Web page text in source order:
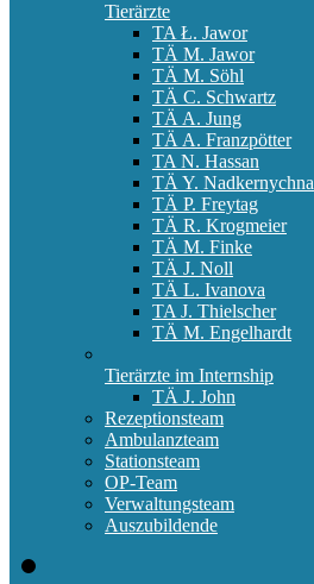
Tierärzte
TA Ł. Jawor
TÄ M. Jawor
TÄ M. Söhl
TÄ C. Schwartz
TÄ A. Jung
TÄ A. Franzpötter
TA N. Hassan
TÄ Y. Nadkernychna
TÄ P. Freytag
TÄ R. Krogmeier
TÄ M. Finke
TÄ J. Noll
TÄ L. Ivanova
TA J. Thielscher
TÄ M. Engelhardt
Tierärzte im Internship
TÄ J. John
Rezeptionsteam
Ambulanzteam
Stationsteam
OP-Team
Verwaltungsteam
Auszubildende